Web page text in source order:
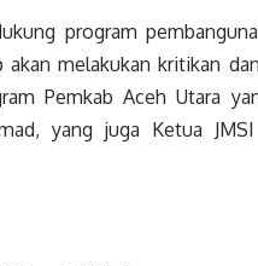
program
melakukan kritikan
Pemkab Aceh Utara
yang juga Ketua